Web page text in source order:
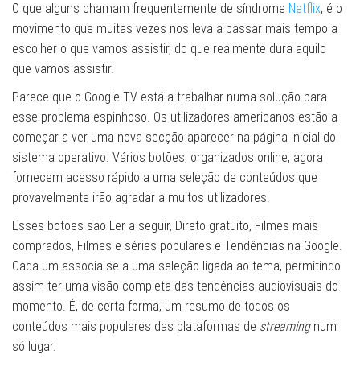
O que alguns chamam frequentemente de síndrome Netflix, é o
movimento que muitas vezes nos leva a passar mais tempo a
escolher o que vamos assistir, do que realmente dura aquilo
que vamos assistir.
Parece que o Google TV está a trabalhar numa solução para
esse problema espinhoso. Os utilizadores americanos estão a
começar a ver uma nova secção aparecer na página inicial do
sistema operativo. Vários botões, organizados online, agora
fornecem acesso rápido a uma seleção de conteúdos que
provavelmente irão agradar a muitos utilizadores.
Esses botões são Ler a seguir, Direto gratuito, Filmes mais
comprados, Filmes e séries populares e Tendências na Google.
Cada um associa-se a uma seleção ligada ao tema, permitindo
assim ter uma visão completa das tendências audiovisuais do
momento. É, de certa forma, um resumo de todos os
conteúdos mais populares das plataformas de streaming num
só lugar.